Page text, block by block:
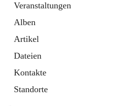
Veranstaltungen
Alben
Artikel
Dateien
Kontakte
Standorte